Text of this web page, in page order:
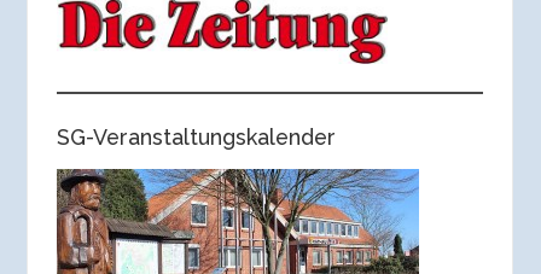
SG-Veranstaltungskalender